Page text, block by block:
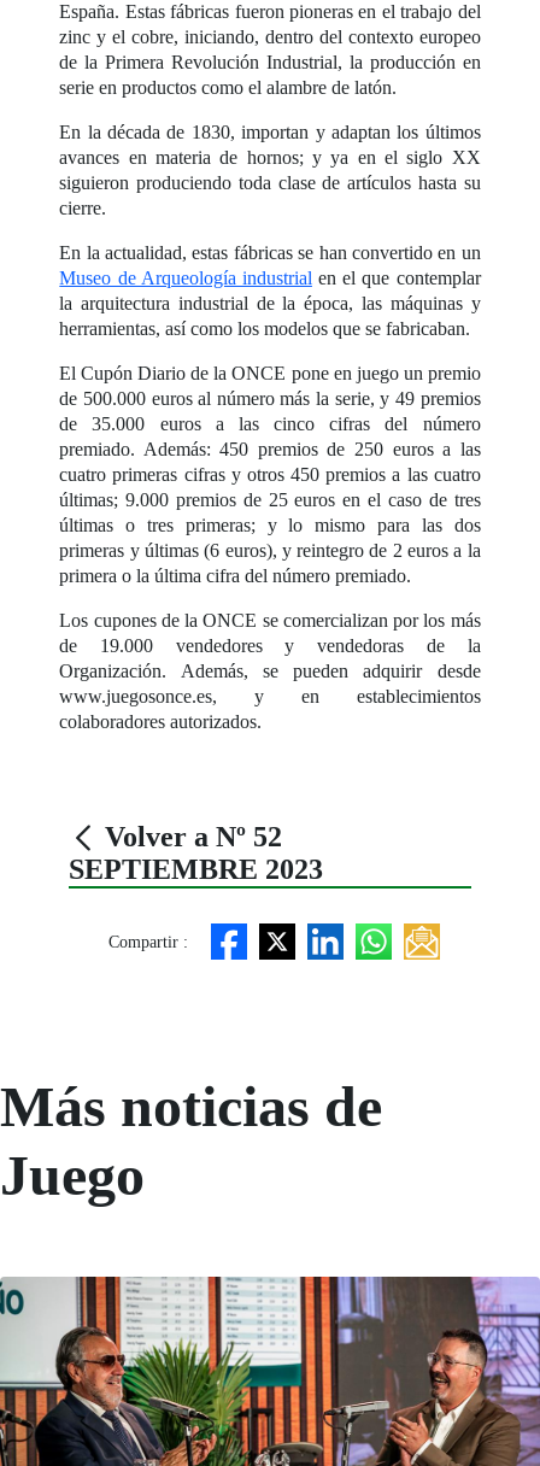
España. Estas fábricas fueron pioneras en el trabajo del
zinc y el cobre, iniciando, dentro del contexto europeo
de la Primera Revolución Industrial, la producción en
serie en productos como el alambre de latón.
En la década de 1830, importan y adaptan los últimos
avances en materia de hornos; y ya en el siglo XX
siguieron produciendo toda clase de artículos hasta su
cierre.
En la actualidad, estas fábricas se han convertido en un
Museo de Arqueología industrial en el que contemplar
la arquitectura industrial de la época, las máquinas y
herramientas, así como los modelos que se fabricaban.
El Cupón Diario de la ONCE pone en juego un premio
de 500.000 euros al número más la serie, y 49 premios
de 35.000 euros a las cinco cifras del número
premiado. Además: 450 premios de 250 euros a las
cuatro primeras cifras y otros 450 premios a las cuatro
últimas; 9.000 premios de 25 euros en el caso de tres
últimas o tres primeras; y lo mismo para las dos
primeras y últimas (6 euros), y reintegro de 2 euros a la
primera o la última cifra del número premiado.
Los cupones de la ONCE se comercializan por los más
de 19.000 vendedores y vendedoras de la
Organización. Además, se pueden adquirir desde
www.juegosonce.es, y en establecimientos
colaboradores autorizados.
Volver a Nº 52
SEPTIEMBRE 2023
Compartir :
Más noticias de
Juego